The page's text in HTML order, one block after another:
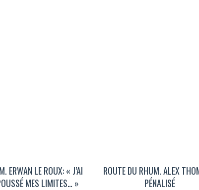
ERWAN LE ROUX: « J’AI
MES LIMITES… »
ROUTE DU RHUM. ALEX
PÉNALISÉ